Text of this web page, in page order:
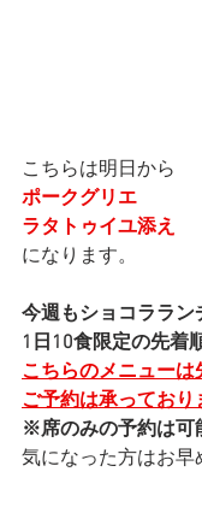
こちらは明日から
ポークグリエ
ラタトゥイユ添え
になります。
今週もショコララン
1日10食限定の先着
こちらのメニューは
ご予約は承っており
※席のみの予約は可
気になった方はお早